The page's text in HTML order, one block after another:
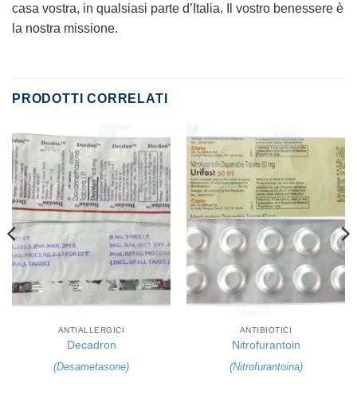
casa vostra, in qualsiasi parte d’Italia. Il vostro benessere è
la nostra missione.
PRODOTTI CORRELATI
ANTIALLERGICI
Decadron
(Desametasone)
ANTIBIOTICI
Nitrofurantoin
(Nitrofurantoina)